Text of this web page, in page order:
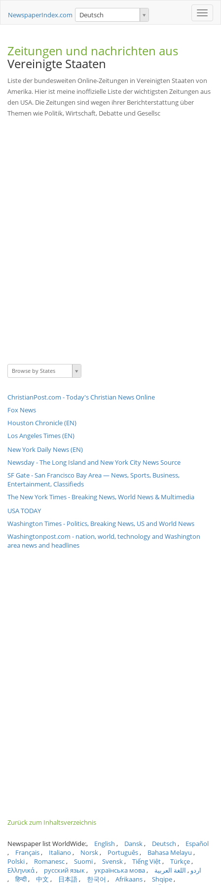
Toggle
NewspaperIndex.com Deutsch
Zeitungen und nachrichten aus
Vereinigte Staaten
Liste der bundesweiten Online-Zeitungen in Vereinigten Staaten von
Amerika. Hier ist meine inoffizielle Liste der wichtigsten Zeitungen aus
den USA. Die Zeitungen sind wegen ihrer Berichterstattung über
Themen wie Politik, Wirtschaft, Debatte und Gesellsc
Browse by States
ChristianPost.com - Today's Christian News Online
Fox News
Houston Chronicle (EN)
Los Angeles Times (EN)
New York Daily News (EN)
Newsday - The Long Island and New York City News Source
SF Gate - San Francisco Bay Area — News, Sports, Business,
Entertainment, Classifieds
The New York Times - Breaking News, World News & Multimedia
USA TODAY
Washington Times - Politics, Breaking News, US and World News
Washingtonpost.com - nation, world, technology and Washington
area news and headlines
Zurück zum Inhaltsverzeichnis
Newspaper list WorldWide: English Dansk Deutsch
Español
Français
Italiano Norsk Português
Bahasa Melayu
Polski
Romanesc Suomi Svensk Tiếng Việt
Türkçe
Ελληνικά
русский язык українська мова اردو
اللغة العربية
हिन्दी
中文 日本語 한국어 Afrikaans
Shqipe